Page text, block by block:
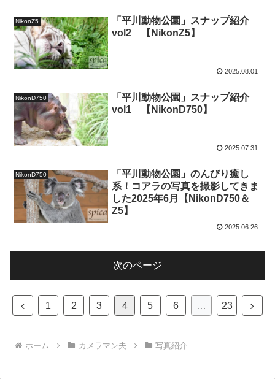
NikonZ5
「平川動物公園」スナップ紹介
vol2 【NikonZ5】
2025.08.01
NikonD750
「平川動物公園」スナップ紹介
vol1 【NikonD750】
2025.07.31
NikonD750
「平川動物公園」のんびり癒し
系！コアラの写真を撮影してきま
した2025年6月【NikonD750＆
Z5】
2025.06.26
次のページ
前
1 2 3 4 5 6 … 23
次
ホーム カメラマン夫 写真紹介